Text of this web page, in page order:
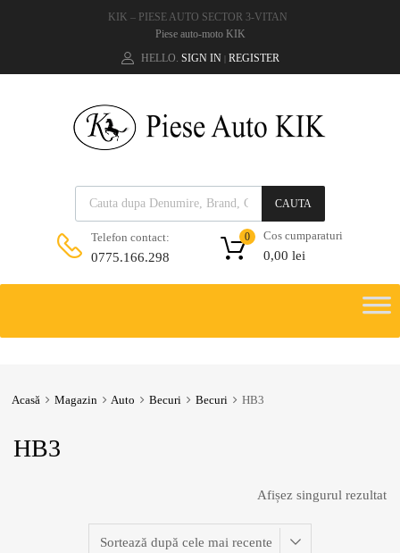
KIK – PIESE AUTO SECTOR 3-VITAN
Piese auto-moto KIK
HELLO. SIGN IN | REGISTER
CAUTA
Telefon contact:
0775.166.298
Cos cumparaturi
0,00 lei
0
Acasă Magazin Auto Becuri Becuri HB3
HB3
Afișez singurul rezultat